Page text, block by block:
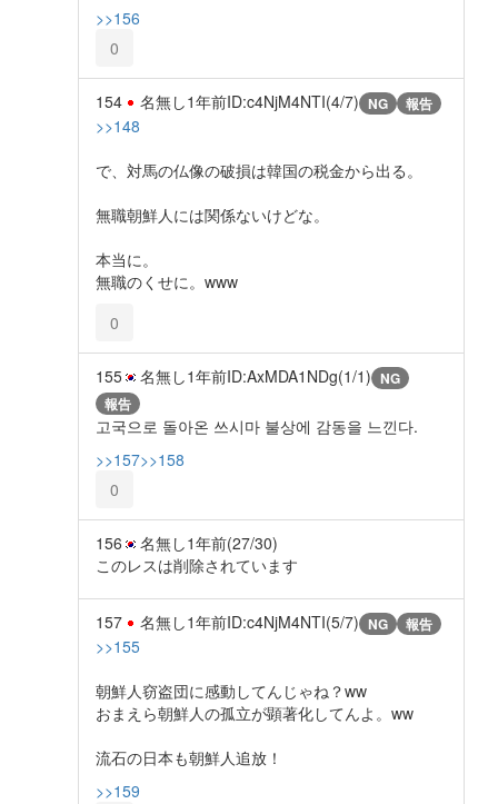
>>156
0
154 名無し1年前ID:c4NjM4NTI(4/7) NG 報告
>>148
で、対馬の仏像の破損は韓国の税金から出る。
無職朝鮮人には関係ないけどな。
本当に。
無職のくせに。www
0
155 名無し1年前ID:AxMDA1NDg(1/1) NG
報告
고국으로 돌아온 쓰시마 불상에 감동을 느낀다.
>>157>>158
0
156 名無し1年前(27/30)
このレスは削除されています
157 名無し1年前ID:c4NjM4NTI(5/7) NG 報告
>>155
朝鮮人窃盗団に感動してんじゃね？ww
おまえら朝鮮人の孤立が顕著化してんよ。ww
流石の日本も朝鮮人追放！
>>159